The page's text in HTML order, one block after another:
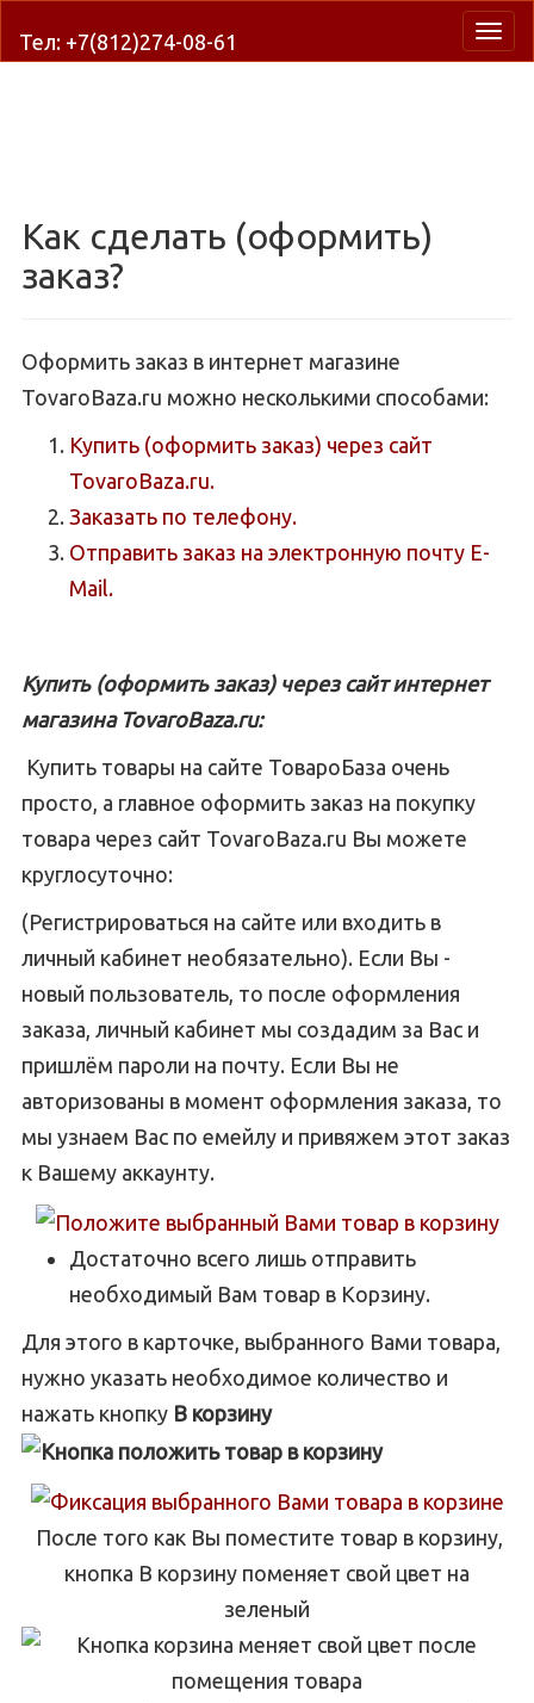
Тел: +7(812)274-08-61
Как сделать (оформить)
заказ?
Оформить заказ в интернет магазине
TovaroBaza.ru можно несколькими способами:
Купить (оформить заказ) через сайт
TovaroBaza.ru.
Заказать по телефону.
Отправить заказ на электронную почту E-
Mail.
Купить (оформить заказ) через сайт интернет
магазина TovaroBaza.ru:
Купить товары на сайте ТовароБаза очень
просто, а главное оформить заказ на покупку
товара через сайт TovaroBaza.ru Вы можете
круглосуточно:
(Регистрироваться на сайте или входить в
личный кабинет необязательно). Если Вы -
новый пользователь, то после оформления
заказа, личный кабинет мы создадим за Вас и
пришлём пароли на почту. Если Вы не
авторизованы в момент оформления заказа, то
мы узнаем Вас по емейлу и привяжем этот заказ
к Вашему аккаунту.
Достаточно всего лишь отправить
необходимый Вам товар в Корзину.
Для этого в карточке, выбранного Вами товара,
нужно указать необходимое количество и
нажать кнопку В корзину
После того как Вы поместите товар в корзину,
кнопка В корзину поменяет свой цвет на
зеленый